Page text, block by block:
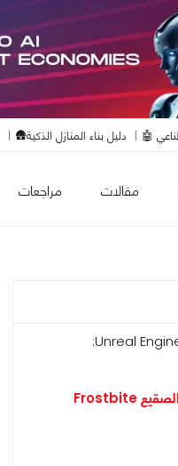
🤖 دليل بناء المنازل الذكية🛖
مقالات مراجعات
2- محرك قضمة الصقيع Frostbite